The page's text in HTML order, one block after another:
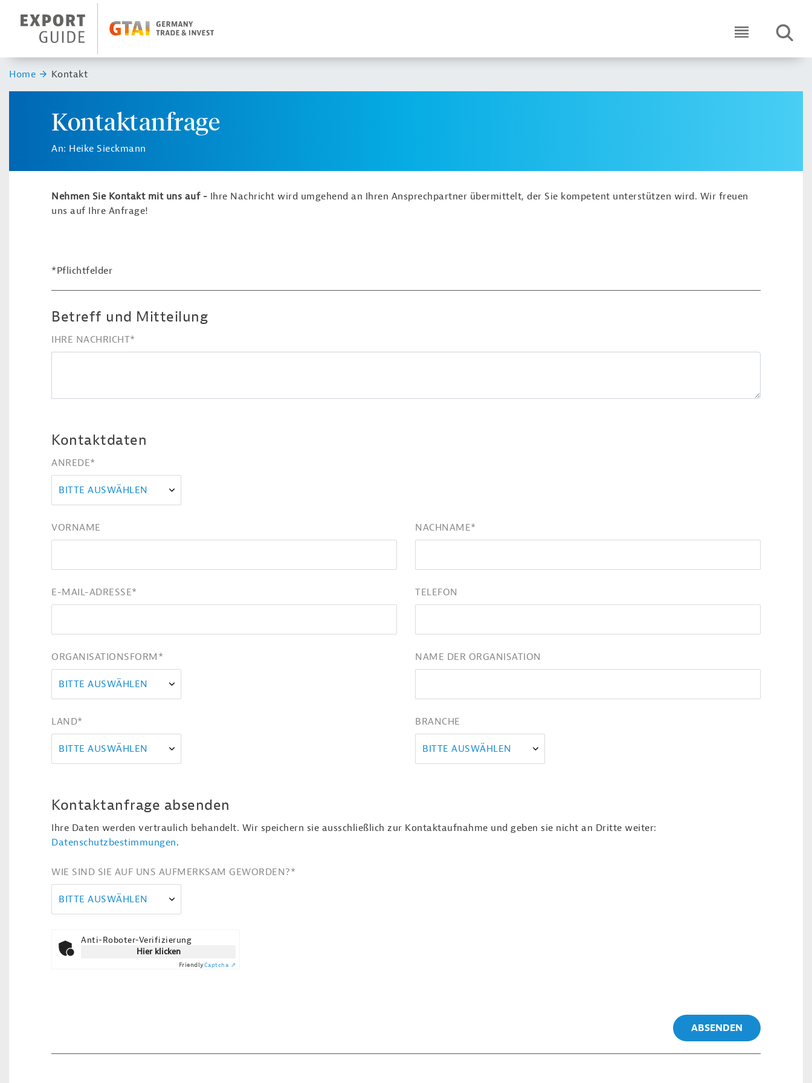
Header Logo
ICON ROUND
Sie sind hier:
Home Kontakt
Kontaktanfrage
An: Heike Sieckmann
Nehmen Sie Kontakt mit uns auf - Ihre Nachricht wird umgehend an Ihren Ansprechpartner übermittelt, der Sie kompetent unterstützen wird. Wir freuen
uns auf Ihre Anfrage!
*Pflichtfelder
Betreff und Mitteilung
IHRE NACHRICHT*
Kontaktdaten
ANREDE*
BITTE AUSWÄHLEN
VORNAME NACHNAME*
E-MAIL-ADRESSE* TELEFON
ORGANISATIONSFORM *
BITTE AUSWÄHLEN
NAME DER ORGANISATION
LAND*
BITTE AUSWÄHLEN
BRANCHE
BITTE AUSWÄHLEN
Kontaktanfrage absenden
Ihre Daten werden vertraulich behandelt. Wir speichern sie ausschließlich zur Kontaktaufnahme und geben sie nicht an Dritte weiter:
Datenschutzbestimmungen.
WIE SIND SIE AUF UNS AUFMERKSAM GEWORDEN?*
BITTE AUSWÄHLEN
Anti-Roboter-Verifizierung
Hier klicken
FriendlyCaptcha ⇗
ABSENDEN